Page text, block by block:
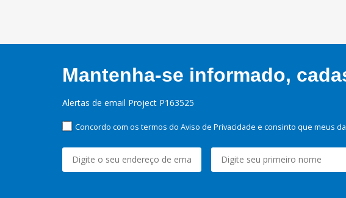
Mantenha-se informado,
Alertas de email Project P163525
Concordo com os termos do Aviso de Privacidade e consinto que meus